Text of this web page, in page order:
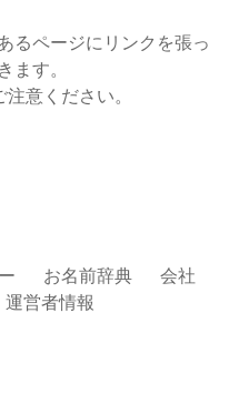
るページにリンクを張っ
ます。
意ください。
お名前辞典
会社
運営者情報